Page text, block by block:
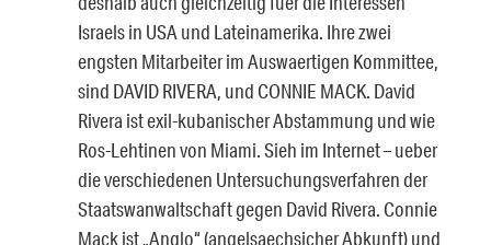
Israels in USA und Lateinamerika. Ihre zwei
engsten Mitarbeiter im Auswaertigen Kommittee,
sind DAVID RIVERA, und CONNIE MACK. David
Rivera ist exil-kubanischer Abstammung und wie
Ros-Lehtinen von Miami. Sieh im Internet – ueber
die verschiedenen Untersuchungsverfahren der
Staatswanwaltschaft gegen David Rivera. Connie
Mack ist „Anglo“ (angelsaechsicher Abkunft) und